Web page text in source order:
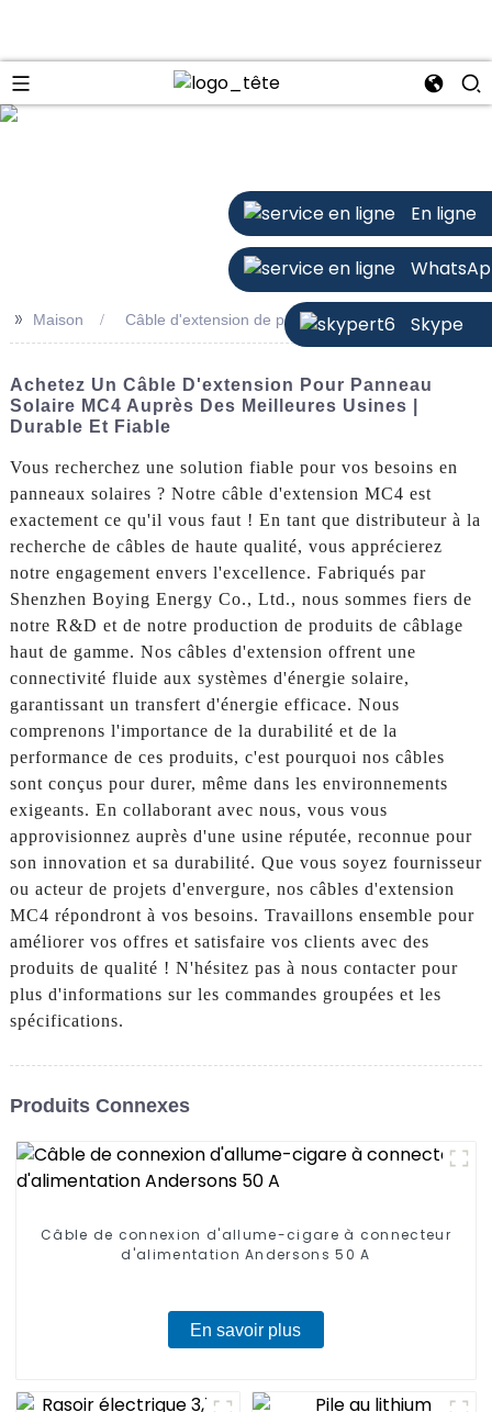
En ligne
Skype
>> Maison Câble d'extension de panneau solaire MC4
Achetez Un Câble D'extension Pour Panneau
Solaire MC4 Auprès Des Meilleures Usines |
Durable Et Fiable
Vous recherchez une solution fiable pour vos besoins en
panneaux solaires ? Notre câble d'extension MC4 est
exactement ce qu'il vous faut ! En tant que distributeur à la
recherche de câbles de haute qualité, vous apprécierez
notre engagement envers l'excellence. Fabriqués par
Shenzhen Boying Energy Co., Ltd., nous sommes fiers de
notre R&D et de notre production de produits de câblage
haut de gamme. Nos câbles d'extension offrent une
connectivité fluide aux systèmes d'énergie solaire,
garantissant un transfert d'énergie efficace. Nous
comprenons l'importance de la durabilité et de la
performance de ces produits, c'est pourquoi nos câbles
sont conçus pour durer, même dans les environnements
exigeants. En collaborant avec nous, vous vous
approvisionnez auprès d'une usine réputée, reconnue pour
son innovation et sa durabilité. Que vous soyez fournisseur
ou acteur de projets d'envergure, nos câbles d'extension
MC4 répondront à vos besoins. Travaillons ensemble pour
améliorer vos offres et satisfaire vos clients avec des
produits de qualité ! N'hésitez pas à nous contacter pour
plus d'informations sur les commandes groupées et les
spécifications.
Produits Connexes
Câble de connexion d'allume-cigare à connecteur
d'alimentation Andersons 50 A
En savoir plus